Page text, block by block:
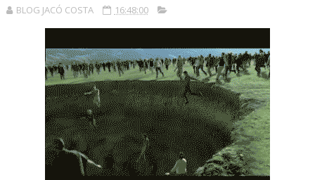
BLOG JACÓ COSTA 16:48:00